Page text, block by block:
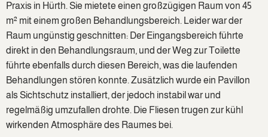
Praxis in Hürth. Sie mietete einen großzügigen Raum von 45
m² mit einem großen Behandlungsbereich. Leider war der
Raum ungünstig geschnitten: Der Eingangsbereich führte
direkt in den Behandlungsraum, und der Weg zur Toilette
führte ebenfalls durch diesen Bereich, was die laufenden
Behandlungen stören konnte. Zusätzlich wurde ein Pavillon
als Sichtschutz installiert, der jedoch instabil war und
regelmäßig umzufallen drohte. Die Fliesen trugen zur kühl
wirkenden Atmosphäre des Raumes bei.